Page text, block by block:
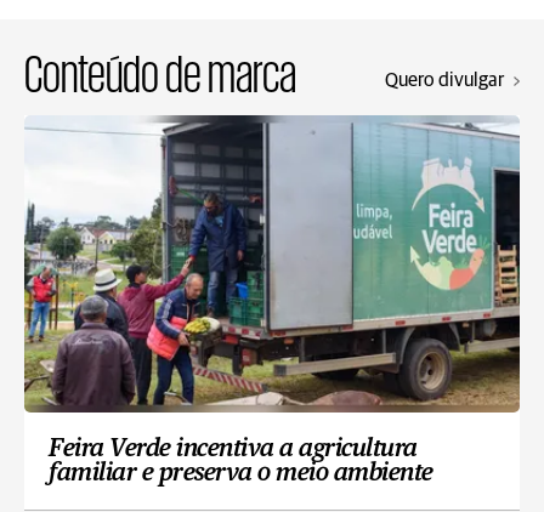
Conteúdo de marca Quero divulgar
Feira Verde incentiva a agricultura
familiar e preserva o meio ambiente